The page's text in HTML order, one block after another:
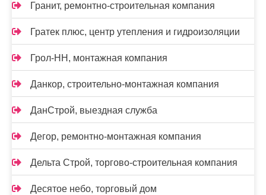
Гранит, ремонтно-строительная компания
Гратек плюс, центр утепления и гидроизоляции
Грол-НН, монтажная компания
Данкор, строительно-монтажная компания
ДанСтрой, выездная служба
Дегор, ремонтно-монтажная компания
Дельта Строй, торгово-строительная компания
Десятое небо, торговый дом